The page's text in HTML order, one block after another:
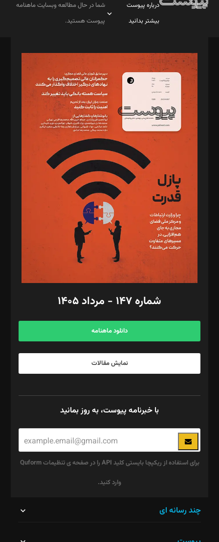
درباره پیوست
بیشتر بدانید
شما در حال مطالعه وبسایت ماهنامه
پیوست هستید.
مدیر مسئول: محمدباقر اثنی‌عشری
سردبیر: مهرک محمودی
دبیر تحریریه: میثم قاسمی
د‌بیر ناداستان: سمانه سمیع
د‌بیر خدمت و تجارت: ابوالفضل رجبی
د‌بیر حقوق فناوری: حسام‌الدین ایپکچی
د‌بیر پیوست جهان: مینا پاکدل
د‌بیر تحریریه آنلاین: بابک نقاش
تحریریه‌: مجتبی محمود‌ی، آرش برهمند، یسنا امان‌پور، سروش کرمیان،
مصطفی مسجدی آرانی، ابوالفضل رجبی، زهرا فکرانه، فائزه فتحی
رستمی،مصطفی باستان
ویرایش: نگار استاد‌‌آقا
طراح یونیفرم: مجید توکلی
فیلمبرداری و عکاسی: امیر شفیعی، مانی لطفی زاده
گرافیک و صفحه‌آرایی: سید‌سبحان‌علی ثابت
مد‌یر توسعه تجاری: کامبیز برید‌
امور مالی: شاپور رهبری، محمد‌ کاظمی‌نیا
آگهی و مشترکین: ۰۹۱۹۹۹۹۰۴۵۴
شماره ۱۴۷ - مرداد ۱۴۰۵
دانلود ماهنامه
نمایش مقالات
با خبرنامه پیوست، به روز بمانید
برای استفاده از ریکپچا بایستی کلید API را در صفحه ی تنظیمات Quform
وارد کنید.
چند رسانه ای